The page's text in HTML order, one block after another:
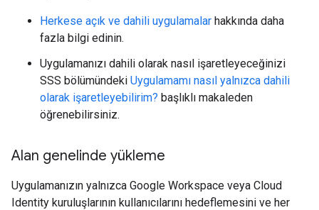
Herkese açık ve dahili uygulamalar hakkında daha
fazla bilgi edinin.
Uygulamanızı dahili olarak nasıl işaretleyeceğinizi
SSS bölümündeki Uygulamamı nasıl yalnızca dahili
olarak işaretleyebilirim? başlıklı makaleden
öğrenebilirsiniz.
Alan genelinde yükleme
Uygulamanızın yalnızca Google Workspace veya Cloud
Identity kuruluşlarının kullanıcılarını hedeflemesini ve her